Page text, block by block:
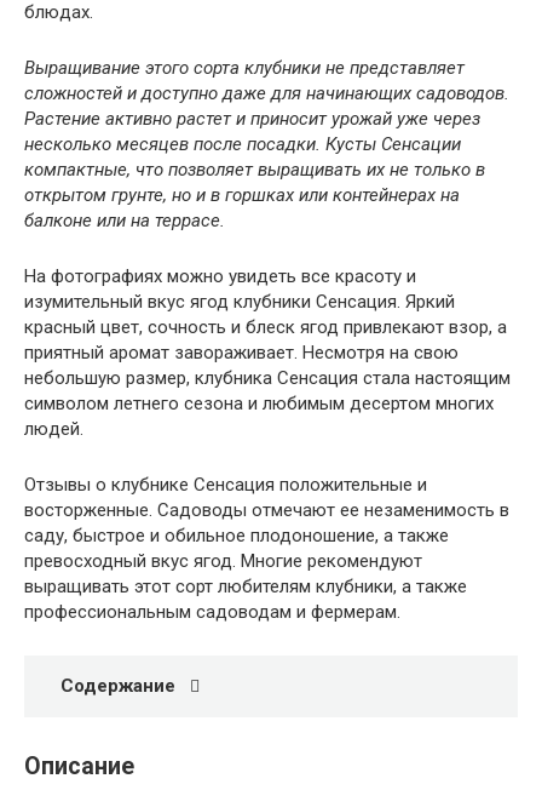
блюдах.
Выращивание этого сорта клубники не представляет
сложностей и доступно даже для начинающих садоводов.
Растение активно растет и приносит урожай уже через
несколько месяцев после посадки. Кусты Сенсации
компактные, что позволяет выращивать их не только в
открытом грунте, но и в горшках или контейнерах на
балконе или на террасе.
На фотографиях можно увидеть все красоту и
изумительный вкус ягод клубники Сенсация. Яркий
красный цвет, сочность и блеск ягод привлекают взор, а
приятный аромат завораживает. Несмотря на свою
небольшую размер, клубника Сенсация стала настоящим
символом летнего сезона и любимым десертом многих
людей.
Отзывы о клубнике Сенсация положительные и
восторженные. Садоводы отмечают ее незаменимость в
саду, быстрое и обильное плодоношение, а также
превосходный вкус ягод. Многие рекомендуют
выращивать этот сорт любителям клубники, а также
профессиональным садоводам и фермерам.
Содержание
Описание